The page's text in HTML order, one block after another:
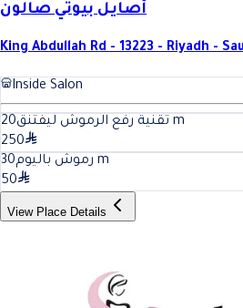
أصايل بيوتي صالون
King Abdullah Rd - 13223 - Riyadh -
Inside Salon
تقنية رفع الرموش ليفتنق20
m
250
رموش باليوم30
m
50
View Place Details